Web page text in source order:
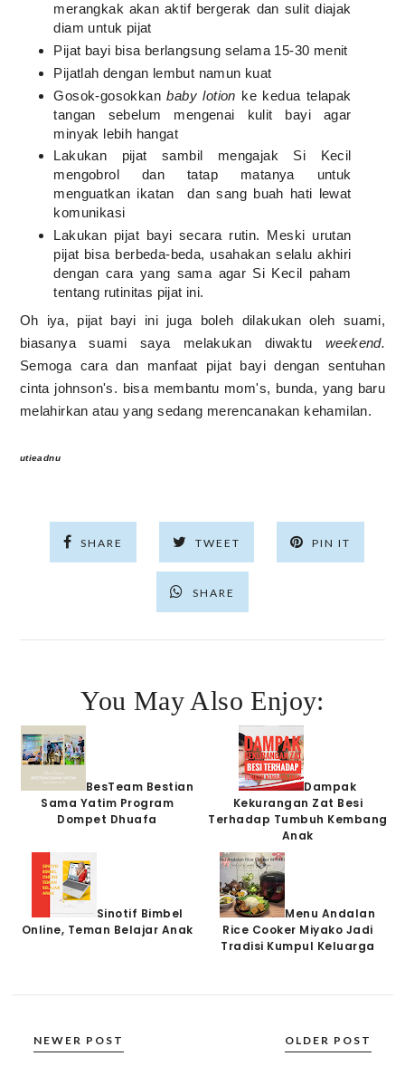
merangkak akan aktif bergerak dan sulit diajak
diam untuk pijat
Pijat bayi bisa berlangsung selama 15-30 menit
Pijatlah dengan lembut namun kuat
Gosok-gosokkanbaby lotion ke kedua telapak
tangan sebelum mengenai kulit bayi agar
minyak lebih hangat
Lakukan pijat sambil mengajak Si Kecil
mengobrol dan tatap matanya untuk
menguatkan ikatan dan sang buah hati lewat
komunikasi
Lakukan pijat bayi secara rutin. Meski urutan
pijat bisa berbeda-beda, usahakan selalu akhiri
dengan cara yang sama agar Si Kecil paham
tentang rutinitas pijat ini.
Oh iya, pijat bayi ini juga boleh dilakukan oleh suami,
biasanya suami saya melakukan diwaktu weekend.
Semoga cara dan manfaat pijat bayi dengan sentuhan
cinta johnson's. bisa membantu mom's, bunda, yang baru
melahirkan atau yang sedang merencanakan kehamilan.
utieadnu
SHARE TWEET PIN IT
SHARE
You May Also Enjoy:
BesTeam Bestian
Sama Yatim Program
Dompet Dhuafa
Dampak
Kekurangan Zat Besi
Terhadap Tumbuh Kembang
Anak
Sinotif Bimbel
Online, Teman Belajar Anak
Menu Andalan
Rice Cooker Miyako Jadi
Tradisi Kumpul Keluarga
NEWER POST OLDER POST